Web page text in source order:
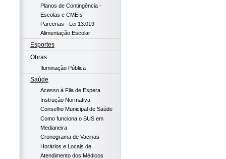
Planos de Contingência -
Escolas e CMEIs
Parcerias - Lei 13.019
Alimentação Escolar
Esportes
Obras
Iluminação Pública
Saúde
Acesso à Fila de Espera
Instrução Normativa
Conselho Municipal de Saúde
Como funciona o SUS em
Medianeira
Cronograma de Vacinas
Horários e Locais de
Atendimento dos Médicos